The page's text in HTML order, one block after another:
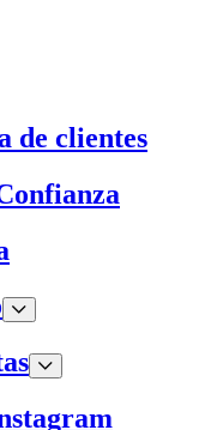
de clientes